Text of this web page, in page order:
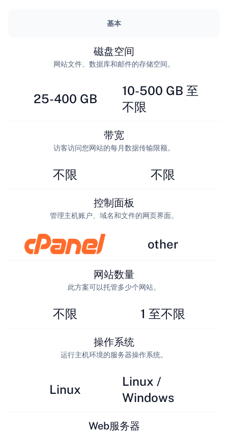
基本
25-400 GB
磁盘空间
网站文件、数据库和邮件的存储空间。
10-500 GB 至
不限
不限
带宽
访客访问您网站的每月数据传输限额。
不限
控制面板
管理主机账户、域名和文件的网页界面。
other
不限
网站数量
此方案可以托管多少个网站。
1 至不限
Linux
操作系统
运行主机环境的服务器操作系统。
Linux /
Windows
Web服务器